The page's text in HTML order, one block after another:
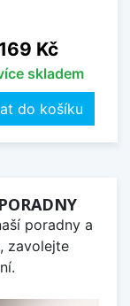
Cena
169 Kč
skladem
do košíku
poradny a
zavolejte